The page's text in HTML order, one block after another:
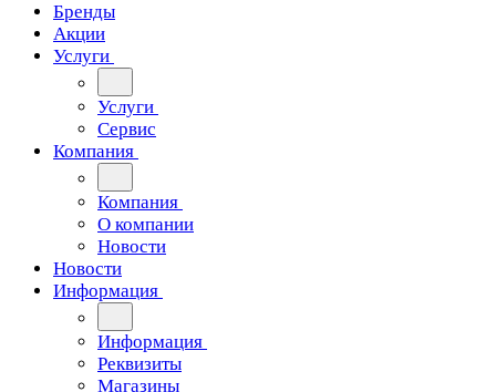
Бренды
Акции
Услуги
Услуги
Сервис
Компания
Компания
О компании
Новости
Новости
Информация
Информация
Реквизиты
Магазины